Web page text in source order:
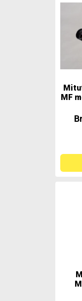
MF